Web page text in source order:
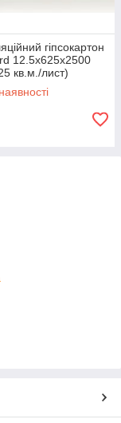
гіпсокартон
12.5х625х2500
кв.м./лист)